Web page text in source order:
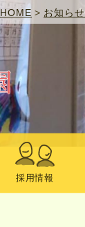
採用情報
HOME > お知らせ